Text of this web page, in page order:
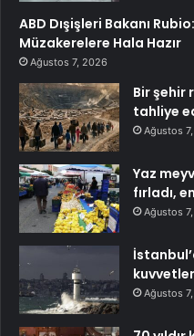
ABD Dışişleri Bakanı
Müzakerelere Hala Hazır
Ağustos 7, 2026
Bir şehir
tahliye
Ağustos
Yaz
fırladı,
Ağustos
Ağustos